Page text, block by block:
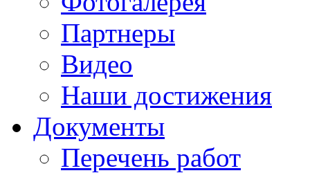
Партнеры
Видео
Наши достижения
Документы
Перечень работ